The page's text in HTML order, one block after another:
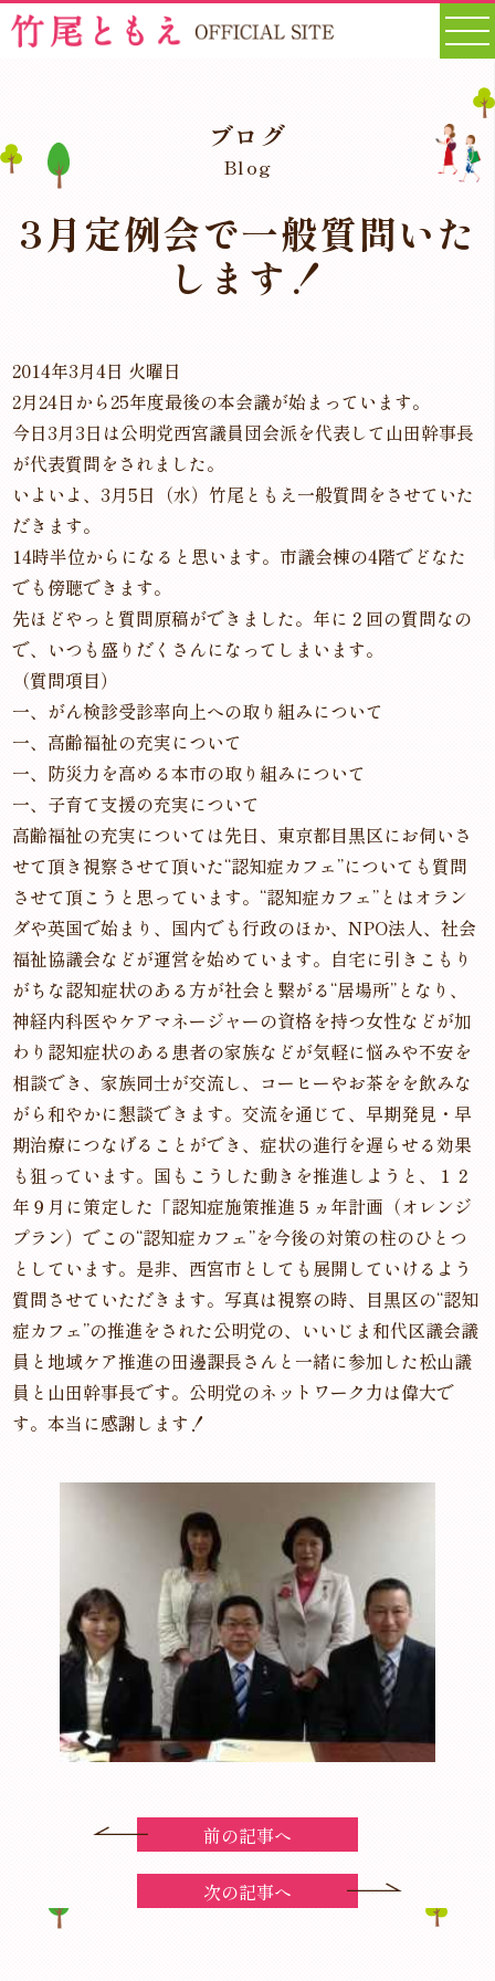
ブログ
Blog
3月定例会で一般質問いた
します！
2014年3月4日 火曜日
2月24日から25年度最後の本会議が始まっています。
今日3月3日は公明党西宮議員団会派を代表して山田幹事長
が代表質問をされました。
いよいよ、3月5日（水）竹尾ともえ一般質問をさせていた
だきます。
14時半位からになると思います。市議会棟の4階でどなた
でも傍聴できます。
先ほどやっと質問原稿ができました。年に２回の質問なの
で、いつも盛りだくさんになってしまいます。
（質問項目）
一、がん検診受診率向上への取り組みについて
一、高齢福祉の充実について
一、防災力を高める本市の取り組みについて
一、子育て支援の充実について
高齢福祉の充実については先日、東京都目黒区にお伺いさ
せて頂き視察させて頂いた“認知症カフェ”についても質問
させて頂こうと思っています。“認知症カフェ”とはオラン
ダや英国で始まり、国内でも行政のほか、NPO法人、社会
福祉協議会などが運営を始めています。自宅に引きこもり
がちな認知症状のある方が社会と繋がる“居場所”となり、
神経内科医やケアマネージャーの資格を持つ女性などが加
わり認知症状のある患者の家族などが気軽に悩みや不安を
相談でき、家族同士が交流し、コーヒーやお茶をを飲みな
がら和やかに懇談できます。交流を通じて、早期発見・早
期治療につなげることができ、症状の進行を遅らせる効果
も狙っています。国もこうした動きを推進しようと、１２
年９月に策定した「認知症施策推進５ヵ年計画（オレンジ
プラン）でこの“認知症カフェ”を今後の対策の柱のひとつ
としています。是非、西宮市としても展開していけるよう
質問させていただきます。写真は視察の時、目黒区の“認知
症カフェ”の推進をされた公明党の、いいじま和代区議会議
員と地域ケア推進の田邊課長さんと一緒に参加した松山議
員と山田幹事長です。公明党のネットワーク力は偉大で
す。本当に感謝します！
前の記事へ
次の記事へ